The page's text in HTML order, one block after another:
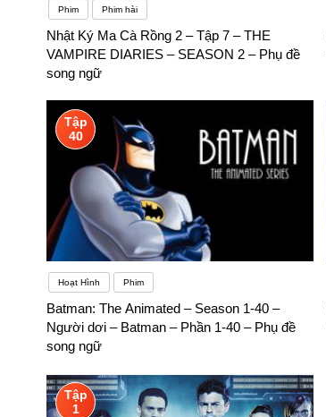
Phim Phim hài
Nhật Ký Ma Cà Rồng 2 – Tập 7 – THE
VAMPIRE DIARIES – SEASON 2 – Phụ đề
song ngữ
Tập
40
Hoạt Hình Phim
Batman: The Animated – Season 1-40 –
Người dơi – Batman – Phần 1-40 – Phụ đề
song ngữ
Tập
1